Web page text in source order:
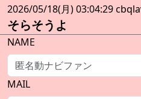
2026/05/18(月) 03:04:29
そらそうよ
NAME
MAIL